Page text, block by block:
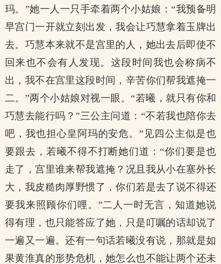
玛。”她一人一只手牵着两个小姑娘：“我预备明
早宫门一开就立刻出发，我会让巧慧拿着玉牌出
去。巧慧本来就不是宫里的人，她出去后即使不
回来也不会有人发现。这段时间我也会称病不
出，我不在宫里这段时间，辛苦你们帮我遮掩一
二。”两个小姑娘对视一眼。“若曦，就只有你和
巧慧去能行吗？”三公主问道：“不若我也陪你去
吧，我也担心皇阿玛的安危。”见四公主似是也
要跟去，若曦不得不打断她们道：“你们要是也
走了，宫里谁来帮我遮掩？况且我从小在塞外长
大，我皮糙肉厚野惯了，你们若是去了说不得还
要我来照顾你们哩。”二人一时无言，知道她说
得有理，也只能答应了她，只是叮嘱的话却说了
一遍又一遍。还有一句话若曦没有说，那就是如
果黄淮真的形势危机，她怎么也不能让两个还未